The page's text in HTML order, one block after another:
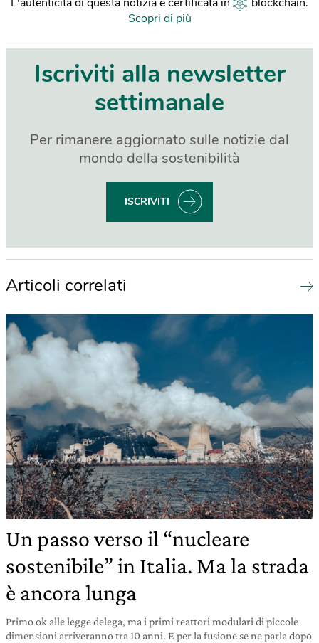
L'autenticità di questa notizia è certificata in blockchain.
Scopri di più
Iscriviti alla newsletter
settimanale
Per rimanere aggiornato sulle notizie dal
mondo della sostenibilità
ISCRIVITI
Articoli correlati
Un passo verso il “nucleare
sostenibile” in Italia. Ma la strada
è ancora lunga
Primo ok alle legge delega, ma i primi reattori modulari di piccole
dimensioni arriveranno tra 10 anni. E per la fusione se ne parla dopo